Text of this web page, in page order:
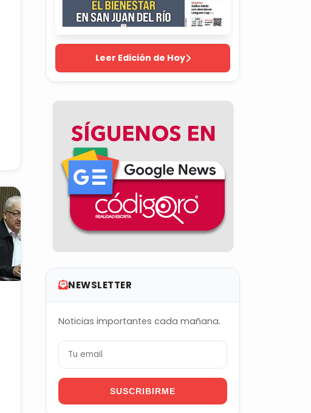
Leer Edición de Hoy
NEWSLETTER
Noticias importantes cada mañana.
SUSCRIBIRME